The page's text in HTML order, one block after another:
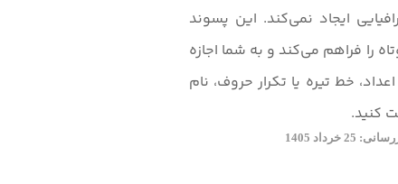
ایجاد نمی‌کند. این پسوند
را فراهم می‌کند و به شما اجازه
خط تیره یا تکرار حروف، نام
کنید.
خرداد 1405